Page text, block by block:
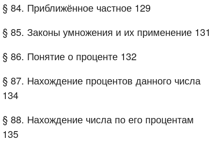
§ 84. Приближённое частное 129
§ 85. Законы умножения и их применение 131
§ 86. Понятие о проценте 132
§ 87. Нахождение процентов данного числа
134
§ 88. Нахождение числа по его процентам
135